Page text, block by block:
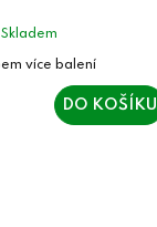
Skladem
DO KOŠÍKU